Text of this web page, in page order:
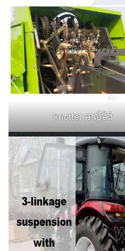
knotter អាល្លឺម៉ង់